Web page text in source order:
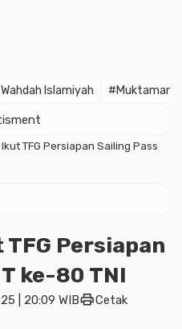
Islamiyah #Muktamar
TFG Persiapan Sailing Pass
Persiapan
ke-80 TNI
| 20:09 WIBprintCetak